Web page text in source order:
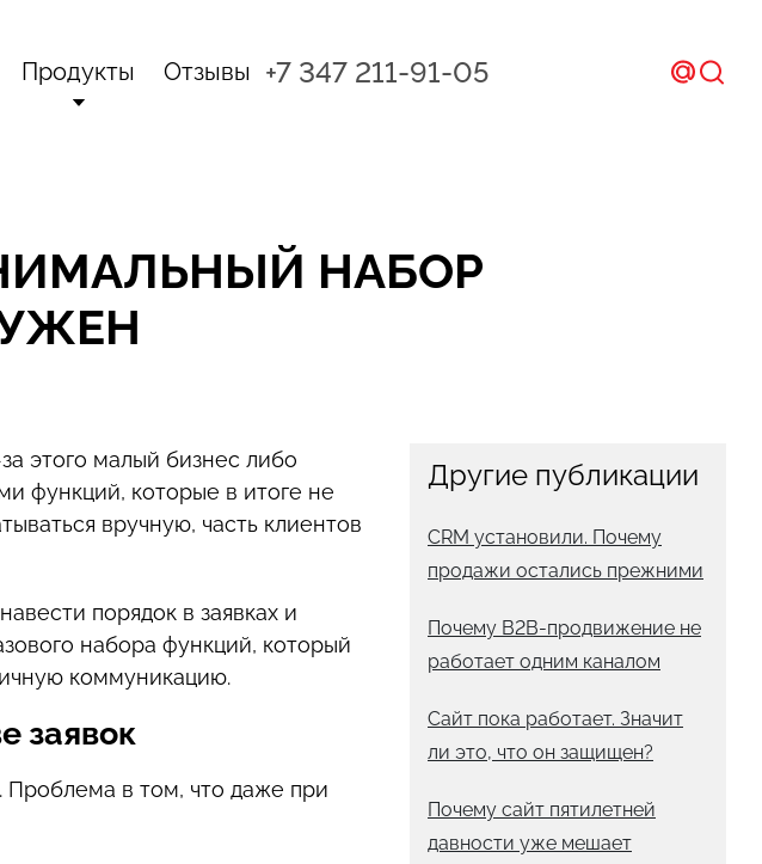
Продукты
магазин + CRM
Отзывы +7 347 211-91-05
НАБОР
Другие публикации
CRM установили. Почему
продажи остались прежними
Почему B2B-продвижение не
работает одним каналом
Сайт пока работает. Значит
ли это, что он защищен?
Почему сайт пятилетней
давности уже мешает
этого малый бизнес либо
функций, которые в итоге не
вручную, часть клиентов
порядок в заявках и
набора функций, который
коммуникацию.
заявок
в том, что даже при